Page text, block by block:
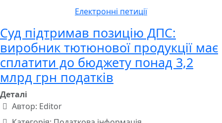
Електронні петиції
Суд підтримав позицію ДПС:
виробник тютюнової продукції має
сплатити до бюджету понад 3,2
млрд грн податків
Деталі
Автор: Editor